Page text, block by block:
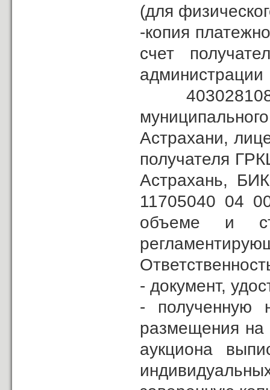
(для
-копия
счет
Астрахани,
получателя
Астрахань,
11705040 04
объеме и
- документ,
- полученную
размещения на
аукциона